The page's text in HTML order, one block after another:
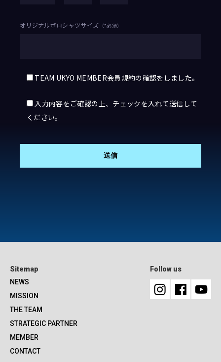
オリジナルポロシャツサイズ （*必須）
TEAM UKYO MEMBER会員規約の確認をしました。
入力内容をご確認の上、チェックを入れて送信して
ください。
Sitemap
NEWS
MISSION
THE TEAM
STRATEGIC PARTNER
MEMBER
CONTACT
Follow us